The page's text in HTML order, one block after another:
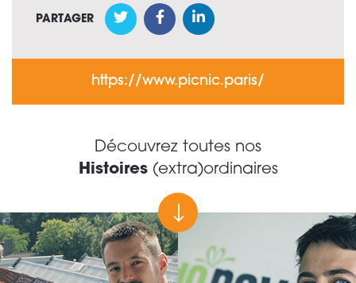
PARTAGER
https://www.picnic.paris/
Découvrez toutes nos
Histoires(extra)ordinaires